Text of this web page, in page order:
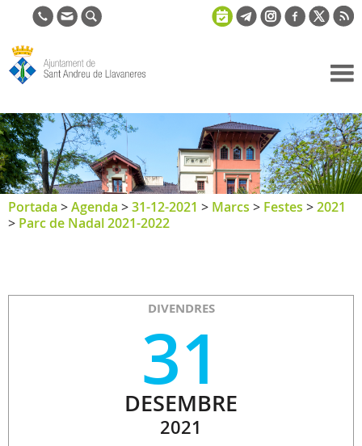
de Sant
Andreu de
Llavaneres
Portada >Agenda >31-12-2021 > Marcs > Festes >2021
> Parc de Nadal 2021-2022
DIVENDRES
31
DESEMBRE
2021